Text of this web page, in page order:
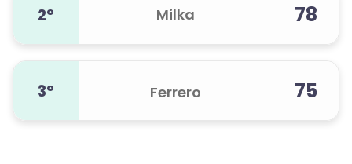
2º Milka 78
3º Ferrero 75